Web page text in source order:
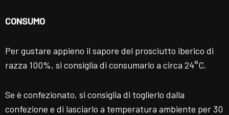
CONSUMO
Per gustare appieno il sapore del prosciutto iberico di
razza 100%, si consiglia di consumarlo a circa 24°C.
Se è confezionato, si consiglia di toglierlo dalla
confezione e di lasciarlo a temperatura ambiente per 30